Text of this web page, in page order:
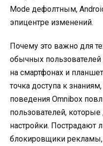
Mode дефолтным,
эпицентре изменений.
Почему это важно для
обычных пользователей
на смартфонах и
точка доступа к
поведения Omnibox
пользователей,
настройки. Пострадают
блокировщики